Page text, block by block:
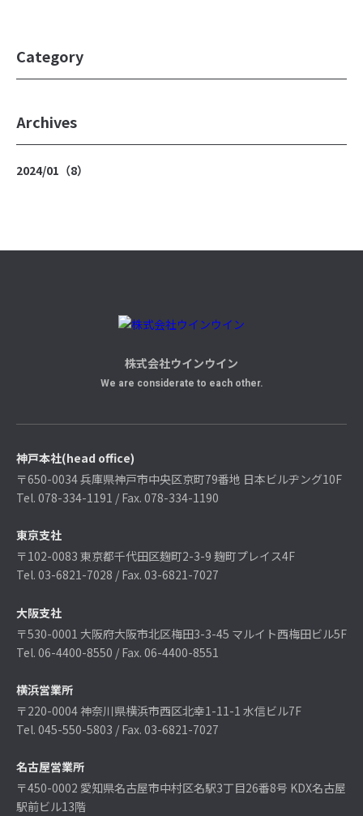
Category
Archives
2024/01（8）
Contact
行政業務委託事業に関する
お問い合わせはこちら
株式会社ウインウイン
We are considerate to each other.
神戸本社(head office)
〒650-0034 兵庫県神戸市中央区京町79番地 日本ビルヂング10F
Tel. 078-334-1191 / Fax. 078-334-1190
東京支社
〒102-0083 東京都千代田区麹町2-3-9 麹町プレイス4F
Tel. 03-6821-7028 / Fax. 03-6821-7027
大阪支社
〒530-0001 大阪府大阪市北区梅田3-3-45 マルイト西梅田ビル5F
Tel. 06-4400-8550 / Fax. 06-4400-8551
横浜営業所
〒220-0004 神奈川県横浜市西区北幸1-11-1 水信ビル7F
Tel. 045-550-5803 / Fax. 03-6821-7027
名古屋営業所
〒450-0002 愛知県名古屋市中村区名駅3丁目26番8号 KDX名古屋
駅前ビル13階